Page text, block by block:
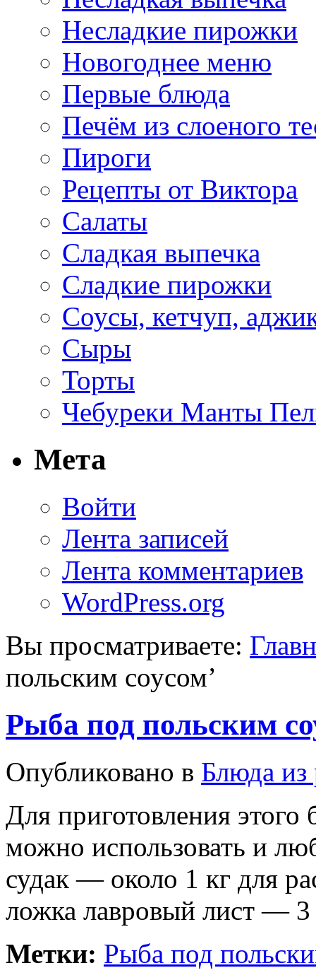
Несладкие пирожки
Новогоднее меню
Первые блюда
Печём из слоеного
Пироги
Рецепты от Виктора
Салаты
Сладкая выпечка
Сладкие пирожки
Соусы, кетчуп,
Сыры
Торты
Чебуреки Манты
Мета
Войти
Лента записей
Лента комментариев
WordPress.org
Вы просматриваете:
польским соусом’
Рыба под польским
Опубликовано в Блюда
Для приготовления
можно использовать и
судак — около 1 кг для
ложка лавровый лист — 3
Метки: Рыба под